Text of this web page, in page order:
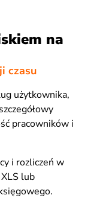
na
czasu
użytkownika,
pracowników i
i rozliczeń w
lub